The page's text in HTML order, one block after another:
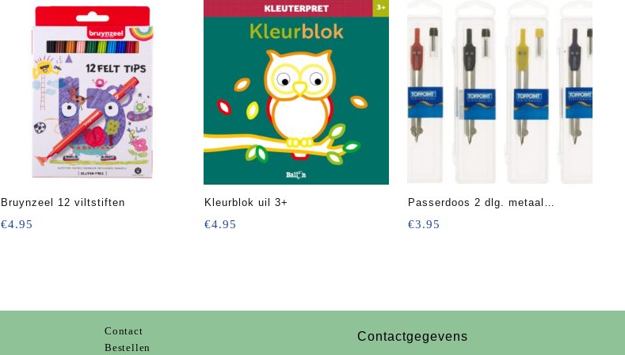
Bruynzeel 12 viltstiften
€4.95
Kleurblok uil 3+
€4.95
Passerdoos 2 dlg. metaal
gekleurd
€3.95
Contact
Bestellen
Contactgegevens